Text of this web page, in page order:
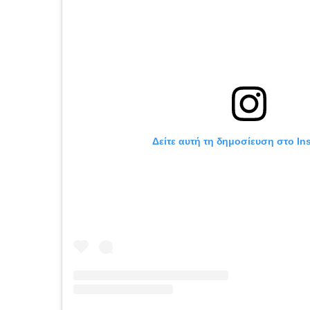
Δείτε αυτή τη δημοσίευση στο